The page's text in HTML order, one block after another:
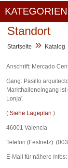
KATEGORIEN
Standort
Startseite » Katalog
Anschrift: Mercado
Gang: Pasillo
Markthalleneingang
Lonja'.
( Siehe Lageplan )
46001 Valencia
Telefon (Festnetz):
E-Mail für nähere Infos: